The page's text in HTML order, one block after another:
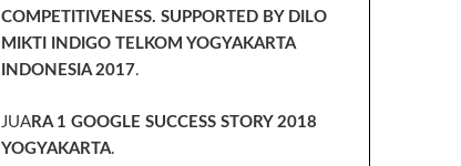
COMPETITIVENESS. SUPPORTED BY DILO
MIKTI INDIGO TELKOM YOGYAKARTA
INDONESIA 2017.
JUARA 1 GOOGLE SUCCESS STORY 2018
YOGYAKARTA.